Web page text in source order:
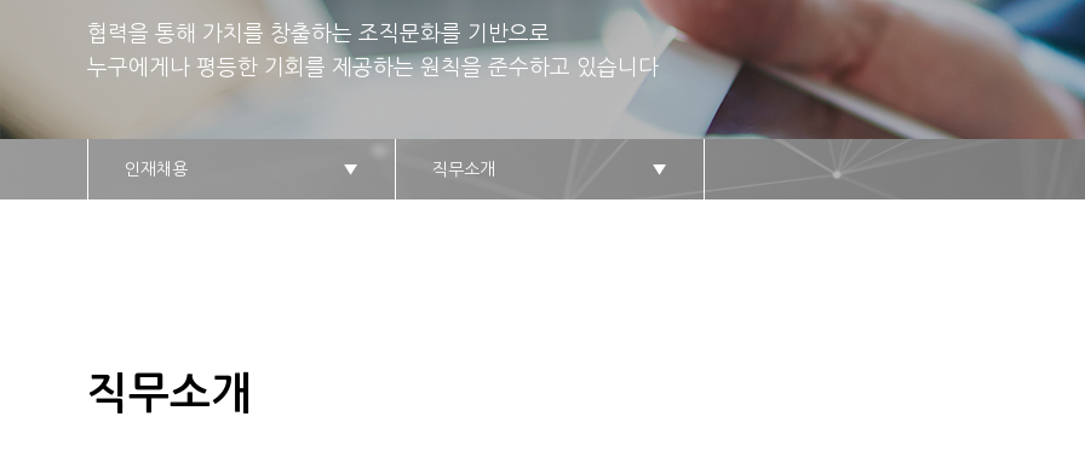
협력을 통해 가치를 창출하는 조직문화를 기반으로
누구에게나 평등한 기회를 제공하는 원칙을 준수하고 있습니다
인재채용 ▼ 직무소개 ▼
직무소개